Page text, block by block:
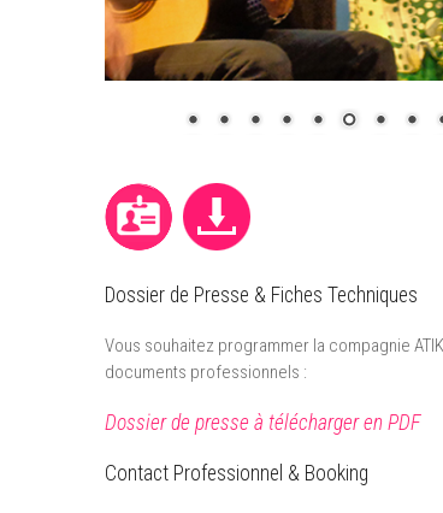
Dossier de Presse & Fiches Techniques
Vous souhaitez programmer la compagnie
documents professionnels :
Dossier de presse à télécharger en PDF
Contact Professionnel & Booking